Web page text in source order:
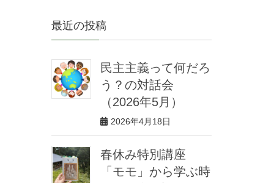
最近の投稿
民主主義って何だろ
う？の対話会
（2026年5月）
2026年4月18日
春休み特別講座
「モモ」から学ぶ時